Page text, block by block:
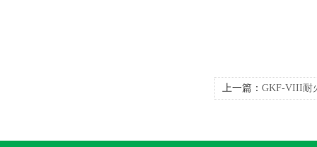
上一篇： GKF-VIII耐